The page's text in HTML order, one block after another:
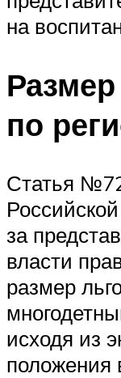
на
по
Статья
за
власти
размер
исходя из
положения